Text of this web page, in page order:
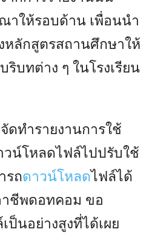
าให้รอบด้าน เพื่อนนำ
หลักสูตรสถานศึกษาให้
บทต่าง ๆ ในโรงเรียน
ดทำรายงานการใช้
น์โหลดไฟล์ไปปรับใช้
รถดาวน์โหลดไฟล์ได้
าชีพดอทคอม ขอ
ป็นอย่างสูงที่ได้เผย